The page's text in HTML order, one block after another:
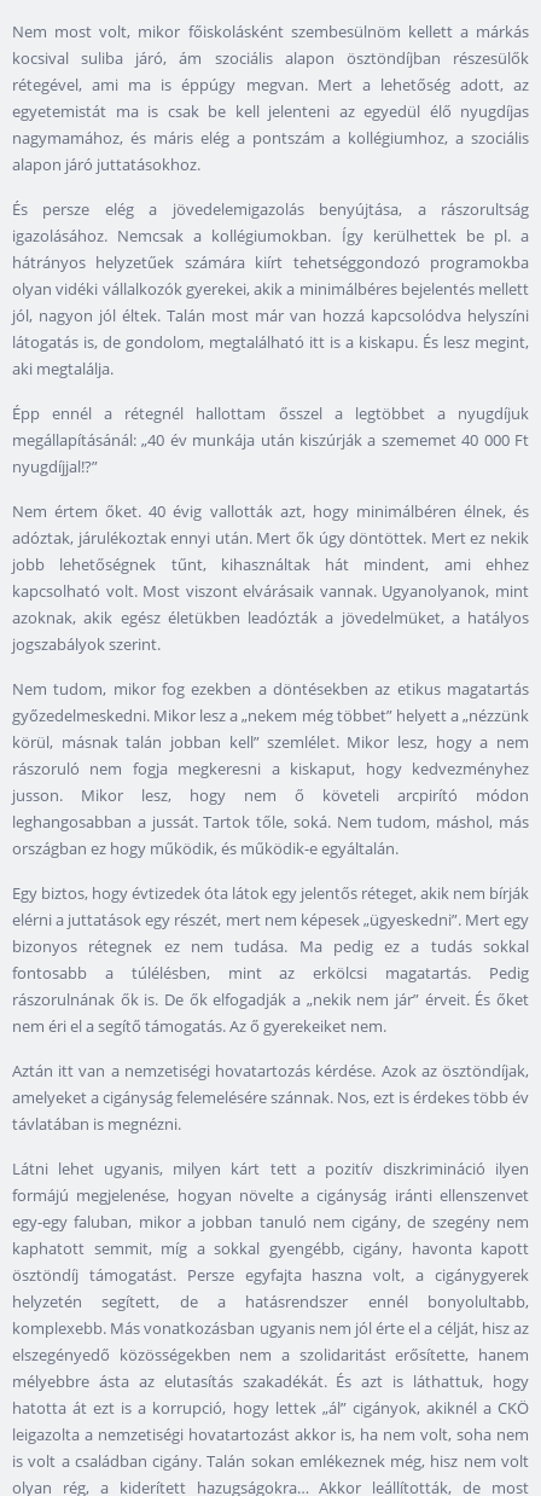
Nem most volt, mikor főiskolásként szembesülnöm kellett a márkás
kocsival suliba járó, ám szociális alapon ösztöndíjban részesülők
rétegével, ami ma is éppúgy megvan. Mert a lehetőség adott, az
egyetemistát ma is csak be kell jelenteni az egyedül élő nyugdíjas
nagymamához, és máris elég a pontszám a kollégiumhoz, a szociális
alapon járó juttatásokhoz.
És persze elég a jövedelemigazolás benyújtása, a rászorultság
igazolásához. Nemcsak a kollégiumokban. Így kerülhettek be pl. a
hátrányos helyzetűek számára kiírt tehetséggondozó programokba
olyan vidéki vállalkozók gyerekei, akik a minimálbéres bejelentés mellett
jól, nagyon jól éltek. Talán most már van hozzá kapcsolódva helyszíni
látogatás is, de gondolom, megtalálható itt is a kiskapu. És lesz megint,
aki megtalálja.
Épp ennél a rétegnél hallottam ősszel a legtöbbet a nyugdíjuk
megállapításánál: „40 év munkája után kiszúrják a szememet 40 000 Ft
nyugdíjjal!?”
Nem értem őket. 40 évig vallották azt, hogy minimálbéren élnek, és
adóztak, járulékoztak ennyi után. Mert ők úgy döntöttek. Mert ez nekik
jobb lehetőségnek tűnt, kihasználtak hát mindent, ami ehhez
kapcsolható volt. Most viszont elvárásaik vannak. Ugyanolyanok, mint
azoknak, akik egész életükben leadózták a jövedelmüket, a hatályos
jogszabályok szerint.
Nem tudom, mikor fog ezekben a döntésekben az etikus magatartás
győzedelmeskedni. Mikor lesz a „nekem még többet” helyett a „nézzünk
körül, másnak talán jobban kell” szemlélet. Mikor lesz, hogy a nem
rászoruló nem fogja megkeresni a kiskaput, hogy kedvezményhez
jusson. Mikor lesz, hogy nem ő követeli arcpirító módon
leghangosabban a jussát. Tartok tőle, soká. Nem tudom, máshol, más
országban ez hogy működik, és működik-e egyáltalán.
Egy biztos, hogy évtizedek óta látok egy jelentős réteget, akik nem bírják
elérni a juttatások egy részét, mert nem képesek „ügyeskedni”. Mert egy
bizonyos rétegnek ez nem tudása. Ma pedig ez a tudás sokkal
fontosabb a túlélésben, mint az erkölcsi magatartás. Pedig
rászorulnának ők is. De ők elfogadják a „nekik nem jár” érveit. És őket
nem éri el a segítő támogatás. Az ő gyerekeiket nem.
Aztán itt van a nemzetiségi hovatartozás kérdése. Azok az ösztöndíjak,
amelyeket a cigányság felemelésére szánnak. Nos, ezt is érdekes több év
távlatában is megnézni.
Látni lehet ugyanis, milyen kárt tett a pozitív diszkrimináció ilyen
formájú megjelenése, hogyan növelte a cigányság iránti ellenszenvet
egy-egy faluban, mikor a jobban tanuló nem cigány, de szegény nem
kaphatott semmit, míg a sokkal gyengébb, cigány, havonta kapott
ösztöndíj támogatást. Persze egyfajta haszna volt, a cigánygyerek
helyzetén segített, de a hatásrendszer ennél bonyolultabb,
komplexebb. Más vonatkozásban ugyanis nem jól érte el a célját, hisz az
elszegényedő közösségekben nem a szolidaritást erősítette, hanem
mélyebbre ásta az elutasítás szakadékát. És azt is láthattuk, hogy
hatotta át ezt is a korrupció, hogy lettek „ál” cigányok, akiknél a CKÖ
leigazolta a nemzetiségi hovatartozást akkor is, ha nem volt, soha nem
is volt a családban cigány. Talán sokan emlékeznek még, hisz nem volt
olyan rég, a kiderített hazugságokra… Akkor leállították, de most